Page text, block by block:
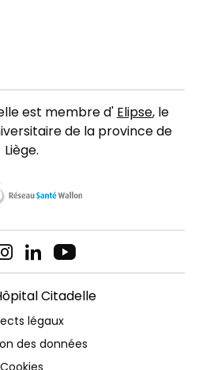
est membre d'Elipse, le
de la province de
Liège.
Citadelle
légaux
des données